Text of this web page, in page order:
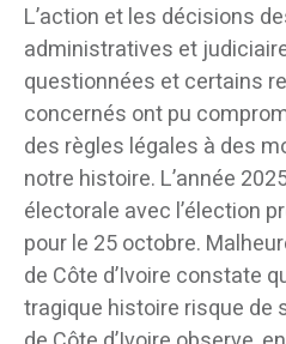
L’action et les décisions
administratives et
questionnées et certains
concernés ont pu
des règles légales à des
notre histoire. L’année
électorale avec l’élection
pour le 25 octobre.
de Côte d’Ivoire constate
tragique histoire risque de